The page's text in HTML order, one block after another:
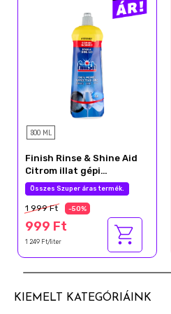
800 ML
Finish Rinse & Shine Aid
Citrom illat gépi
öblítőszer 800 ml
Összes Szuper áras termék.
1 999 Ft -50%
999 Ft
1 249 Ft/liter
KIEMELT KATEGÓRIÁINK